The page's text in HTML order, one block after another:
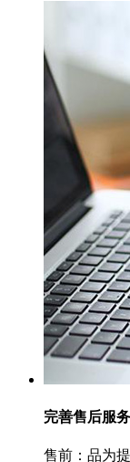
完善售后服务
售前：品为